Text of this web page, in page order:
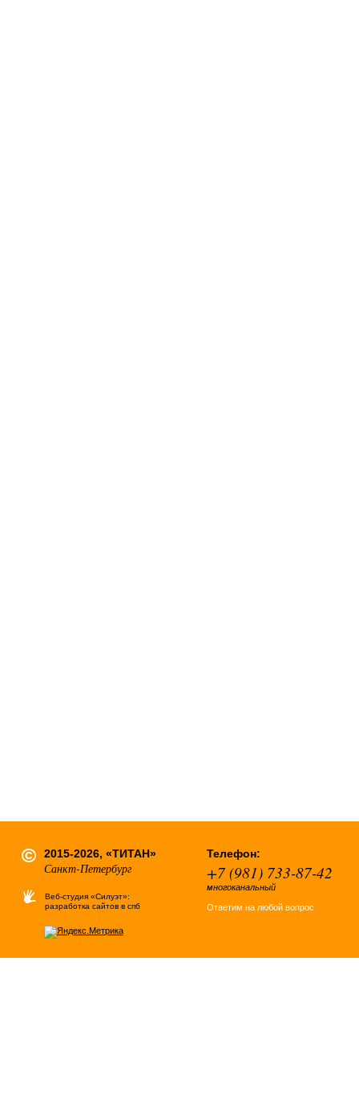
2015-2026, «ТИТАН»
Санкт-Петербург
Веб-студия «Силуэт»:
разработка сайтов в спб
Телефон:
+7 (981) 733-87-42
многоканальный
Ответим на любой вопрос